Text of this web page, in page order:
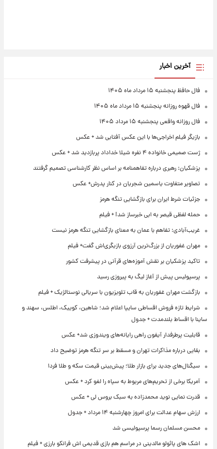
آخرین اخبار
فال حافظ پنجشنبه ۱۵ مرداد ماه ۱۴۰۵
فال قهوه روزانه پنجشنبه ۱۵ مرداد ماه ۱۴۰۵
فال روزانه واقعی پنجشنبه ۱۵ مرداد ۱۴۰۵
بازیگر فیلم اخراجی‌ها با این عکس آفتابی شد + عکس
ژست صمیمی خانواده ۴ نفره شیلا خداداد پربازدید شد + عکس
پزشکیان: رهبری درباره تفاهمنامه بر اساس نظر کارشناسی تصمیم گرفتند
تصاویر متفاوت یاسمین شجریان در کنار پدرش+ عکس
جزئیات شرط ایران برای بازگشایی تنگه هرمز
حمله لفظی قیصر به ابی خبرساز شد! + فیلم
غریب‌آبادی: تفاهم با عمان به معنای بازگشایی تنگه هرمز نیست
مهران غفوریان از بزرگ‌ترین آرزوی بازیگری‌اش گفت+ فیلم
تاکید پزشکیان بر نقش آموزه‌های قرآنی در پیشرفت کشور
پرسپولیس پیش از آغاز لیگ به پیروزی رسید
بازگشت مهران غفوریان به قاب تلویزیون با سریالی نوستالژیک + فیلم
شرایط تازه فروش اقساطی سایپا اعلام شد؛ شاهین، کوییک، اطلس، سهند و
ساینا با اقساط بلندمدت + جدول
قابلیت پرطرفدار آیفون راهی رایانه‌های ویندوزی شد+ عکس
بقایی درباره مذاکرات تهران و مسقط بر سر تنگه هرمز توضیح داد
سیگنال‌های جدید برای بازار طلا؛ پیش‌بینی قیمت سکه و طلا فردا
آمریکا برخی از تحریم‌های مربوط به سپاه را لغو کرد + عکس
قدرت نمایی نوید محمدزاده به سبک بروس لی + عکس
ارزش سهام عدالت برای امروز چهارشنبه ۱۴ مرداد + جدول
محسن مسلمان رسما پرسپولیسی شد
اشک های پائولو مالدینی در مراسم هم بازی قدیمی اش فرانکو بارزی + فیلم